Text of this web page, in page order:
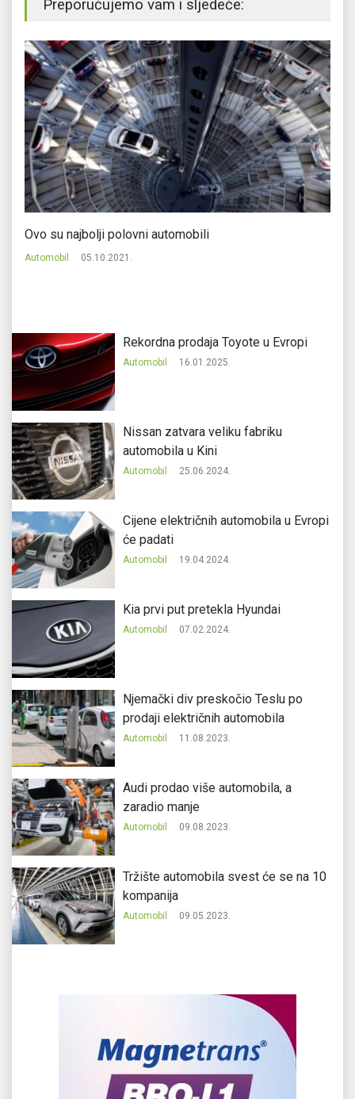
Preporučujemo vam i sljedeće:
Ovo su najbolji polovni automobili
Automobil 05.10.2021.
Rekordna prodaja Toyote u Evropi
Automobil 16.01.2025.
Nissan zatvara veliku fabriku
automobila u Kini
Automobil 25.06.2024.
Cijene električnih automobila u Evropi
će padati
Automobil 19.04.2024.
Kia prvi put pretekla Hyundai
Automobil 07.02.2024.
Njemački div preskočio Teslu po
prodaji električnih automobila
Automobil 11.08.2023.
Audi prodao više automobila, a
zaradio manje
Automobil 09.08.2023.
Tržište automobila svest će se na 10
kompanija
Automobil 09.05.2023.